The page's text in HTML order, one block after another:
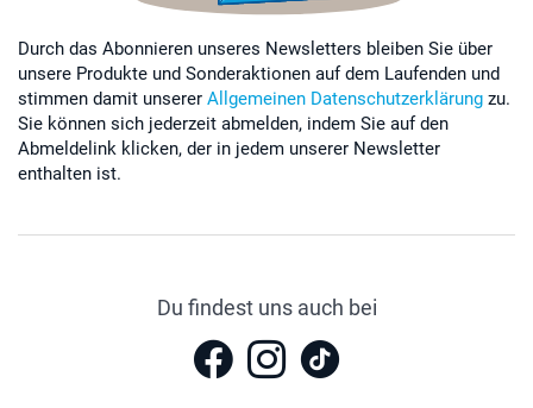
Durch das Abonnieren unseres Newsletters bleiben Sie über
unsere Produkte und Sonderaktionen auf dem Laufenden und
stimmen damit unserer Allgemeinen Datenschutzerklärung zu.
Sie können sich jederzeit abmelden, indem Sie auf den
Abmeldelink klicken, der in jedem unserer Newsletter
enthalten ist.
Du findest uns auch bei